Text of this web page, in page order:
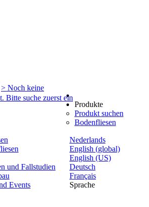
> Noch keine
Bitte suche zuerst ein
Nederlands
English (global)
English (US)
Deutsch
Français
Sprache
Produkte
Produkt suchen
Bodenfliesen
und Fallstudien
Events